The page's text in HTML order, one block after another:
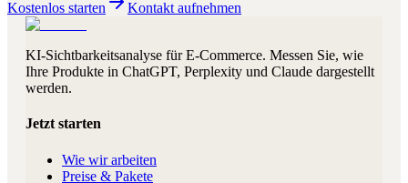
Kostenlos starten Kontakt aufnehmen
KI-Sichtbarkeitsanalyse für E-Commerce. Messen Sie, wie
Ihre Produkte in ChatGPT, Perplexity und Claude dargestellt
werden.
Jetzt starten
Wie wir arbeiten
Preise & Pakete